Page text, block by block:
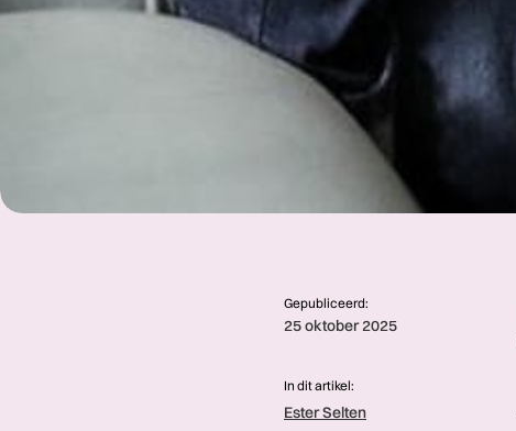
Gepubliceerd:
25 oktober 2025
In dit artikel:
Ester Selten